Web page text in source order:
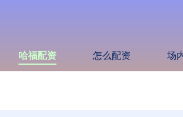
哈福配资 怎么配资 场